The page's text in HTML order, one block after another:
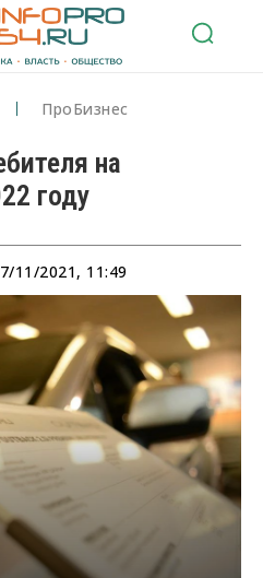
ПроБизнес
на
году
11/2021, 11:49